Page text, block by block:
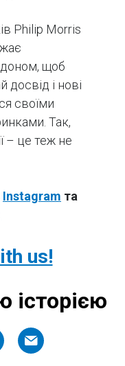
Philip Morris
щоб
досвід і нові
своїми
Так,
– це теж не
Instagram та
us!
історією